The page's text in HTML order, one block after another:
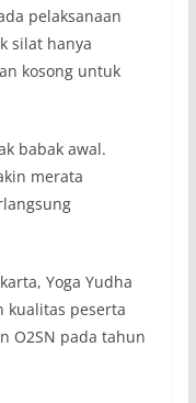
pelaksanaan
silat hanya
kosong untuk
babak awal.
merata
Yoga Yudha
kualitas peserta
O2SN pada tahun